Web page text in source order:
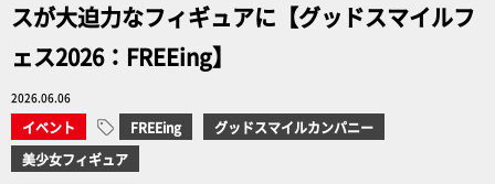
スが大迫力なフィギュアに【グッドスマイルフ
ェス2026：FREEing】
2026.06.06
イベント FREEing
グッドスマイルカンパニー
美少女フィギュア